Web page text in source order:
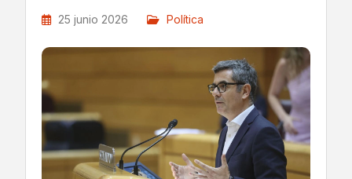
25 junio 2026 Política